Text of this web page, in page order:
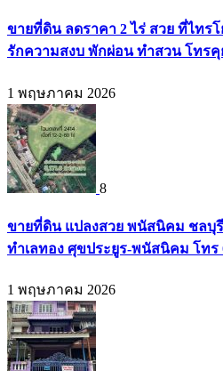
ขายที่ดิน ลดราคา 2 ไร่ สวย ที่ไทร
รักความสงบ พักผ่อน ทำสวน โทรคุย
1 พฤษภาคม 2026
8
ขายที่ดิน แปลงสวย พนัสนิคม ชลบุรี
ทำเลทอง ศุขประยูร-พนัสนิคม โทร
1 พฤษภาคม 2026